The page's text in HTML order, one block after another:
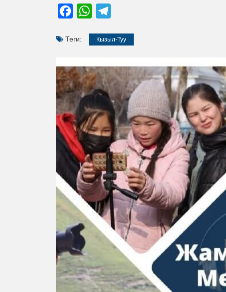
FacebookWhatsApp
Теги: Кызыл-Туу